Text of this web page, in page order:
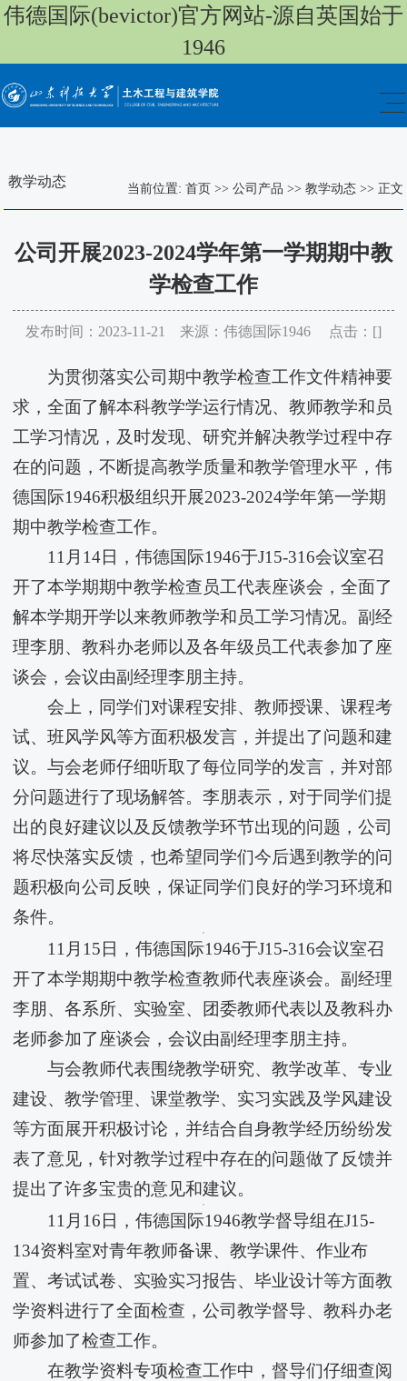
伟德国际(bevictor)官方网站-源自英国始于
1946
教学动态 当前位置: 首页 >> 公司产品 >> 教学动态>> 正文
公司开展2023-2024学年第一学期期中教
学检查工作
发布时间：2023-11-21 来源：伟德国际1946 点击：[]
为贯彻落实公司期中教学检查工作文件精神要
求，全面了解本科教学学运行情况、教师教学和员
工学习情况，及时发现、研究并解决教学过程中存
在的问题，不断提高教学质量和教学管理水平，​伟
德国际1946积极组织开展2023-2024学年第一学期
期中教学检查工作。
11月14日，​伟德国际1946于J15-316会议室召
开了本学期期中教学检查员工代表座谈会，全面了
解本学期开学以来教师教学和员工学习情况。副经
理李朋、教科办老师以及各年级员工代表参加了座
谈会，会议由副经理李朋主持。
会上，同学们对课程安排、教师授课、课程考
试、班风学风等方面积极发言，并提出了问题和建
议。与会老师仔细听取了每位同学的发言，并对部
分问题进行了现场解答。李朋表示，对于同学们提
出的良好建议以及反馈教学环节出现的问题，公司
将尽快落实反馈，也希望同学们今后遇到教学的问
题积极向公司反映，保证同学们良好的学习环境和
条件。
11月15日，​伟德国际1946于J15-316会议室召
开了本学期期中教学检查教师代表座谈会。副经理
李朋、各系所、实验室、团委教师代表以及教科办
老师参加了座谈会，会议由副经理李朋主持。
与会教师代表围绕教学研究、教学改革、专业
建设、教学管理、课堂教学、实习实践及学风建设
等方面展开积极讨论，并结合自身教学经历纷纷发
表了意见，针对教学过程中存在的问题做了反馈并
提出了许多宝贵的意见和建议。
11月16日，​伟德国际1946教学督导组在J15-
134资料室对青年教师备课、教学课件、作业布
置、考试试卷、实验实习报告、毕业设计等方面教
学资料进行了全面检查，公司教学督导、教科办老
师参加了检查工作。
在教学资料专项检查工作中，督导们仔细查阅